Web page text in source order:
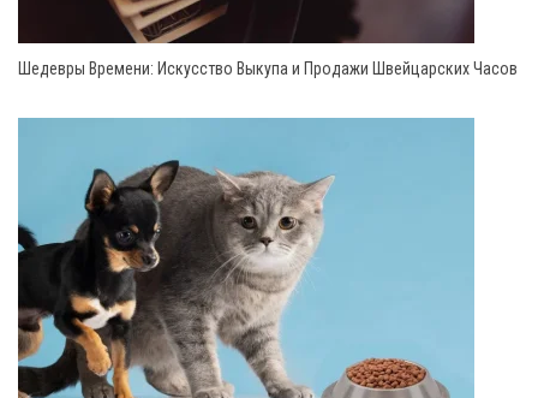
Шедевры Времени: Искусство Выкупа и Продажи Швейцарских Часов